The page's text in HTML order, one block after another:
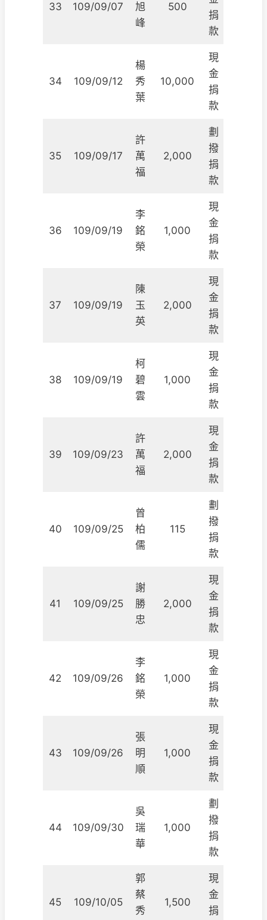
33 109/09/07
旭
峰
500
捐
款
34 109/09/12
楊
秀
葉
10,000
現
金
捐
款
35 109/09/17
許
萬
福
2,000
劃
撥
捐
款
36 109/09/19
李
銘
榮
1,000
現
金
捐
款
37 109/09/19
陳
玉
英
2,000
現
金
捐
款
38 109/09/19
柯
碧
雲
1,000
現
金
捐
款
39 109/09/23
許
萬
福
2,000
現
金
捐
款
40 109/09/25
曾
柏
儒
115
劃
撥
捐
款
41 109/09/25
謝
勝
忠
2,000
現
金
捐
款
42 109/09/26
李
銘
榮
1,000
現
金
捐
款
43 109/09/26
張
明
順
1,000
現
金
捐
款
44 109/09/30
吳
瑞
華
1,000
劃
撥
捐
款
45 109/10/05
郭
蔡
秀
1,500
現
金
捐